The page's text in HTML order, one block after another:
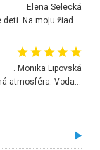
Elena Selecká
Kútik výborný, ale hlučná hudba úplne nevhodná pre deti. Na moju žiadosť o aspoň sušenie nereagovali.
. Monika Lipovská
Úžasné prostredie, napriek tomu, že je malé. Úžasná atmosféra. Voda fantastická a nádherná. Ľudí je pomerne veľa, ale su mili a ohľaduplní. Je veľmi zaujímavé sledovať, ako dokážu spolu športovať cudzí ľudia a bez ohľadu na vek. Vládne tu pohoda. Vnuka neviem dostať z vody. Ďakujem za krásny deň . Urcite sa sem vrátim. Jediný problém je s parkovaním, ale aj ten sa mi podarilo vyriešiť. Monika Bratislava